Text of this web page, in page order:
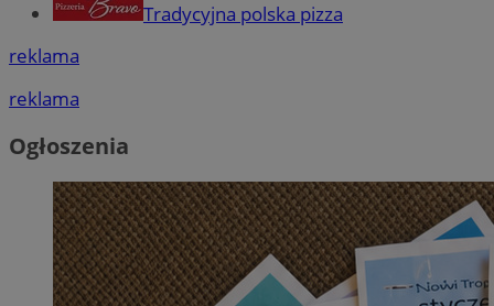
Tradycyjna polska pizza
reklama
reklama
Ogłoszenia